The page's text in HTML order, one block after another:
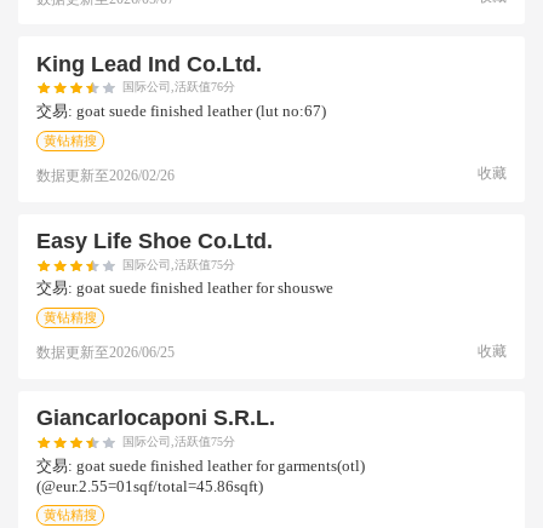
King Lead Ind Co.ltd.
国际公司,活跃值76分
交易: goat suede finished leather (lut no:67)
黄钻精搜
数据更新至2026/02/26 收藏
Easy Life Shoe Co.ltd.
国际公司,活跃值75分
交易: goat suede finished leather for shouswe
黄钻精搜
数据更新至2026/06/25 收藏
Giancarlocaponi S.r.l.
国际公司,活跃值75分
交易: goat suede finished leather for garments(otl)
(@eur.2.55=01sqf/total=45.86sqft)
黄钻精搜